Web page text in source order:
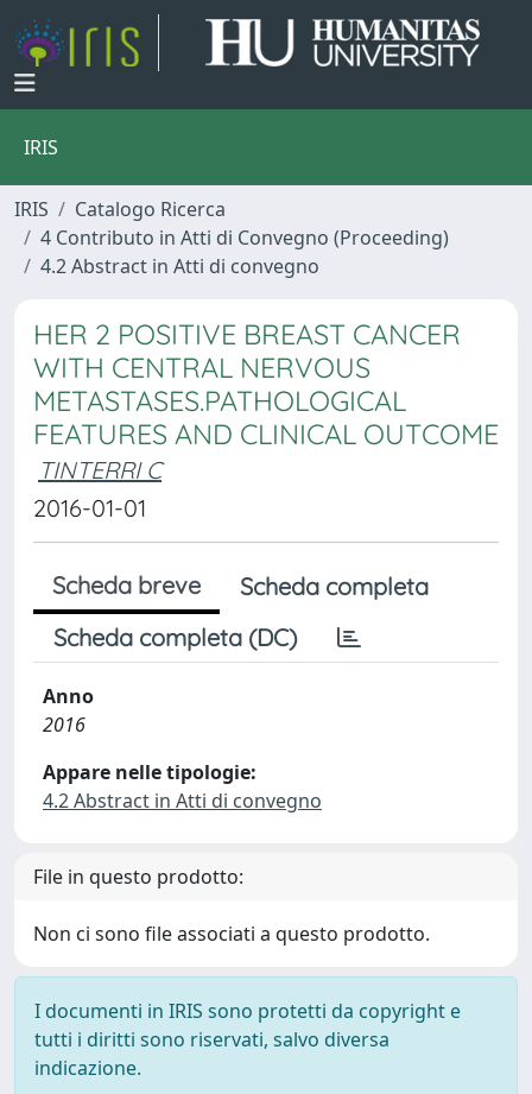
IRIS
IRIS
Catalogo Ricerca
4 Contributo in Atti di Convegno (Proceeding)
4.2 Abstract in Atti di convegno
HER 2 POSITIVE BREAST CANCER
WITH CENTRAL NERVOUS
METASTASES.PATHOLOGICAL
FEATURES AND CLINICAL OUTCOME
TINTERRI C
2016-01-01
Scheda breve
Scheda completa
Scheda completa (DC)
Anno
2016
Appare nelle tipologie:
4.2 Abstract in Atti di convegno
File in questo prodotto:
Non ci sono file associati a questo prodotto.
I documenti in IRIS sono protetti da copyright e
tutti i diritti sono riservati, salvo diversa
indicazione.